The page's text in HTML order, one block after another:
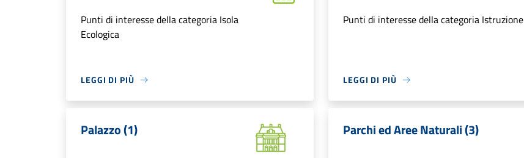
Punti di interesse della categoria Isola
Ecologica
LEGGI DI PIÙ
Punti di interesse della categoria Istruzione
LEGGI DI PIÙ
Palazzo (1) Parchi ed Aree Naturali (3)